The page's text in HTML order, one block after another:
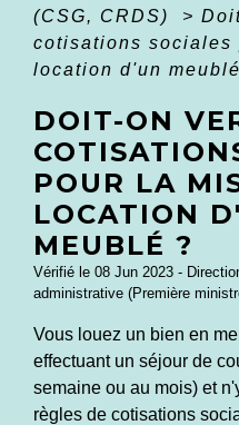
(CSG, CRDS)
>
cotisations sociales
location d'un
DOIT-ON
POUR LA
LOCATION
MEUBLÉ ?
Vérifié le 08 Jun 2023 -
administrative (Première
Vous louez un bien en
effectuant un séjour de
semaine ou au mois) et
règles de cotisations